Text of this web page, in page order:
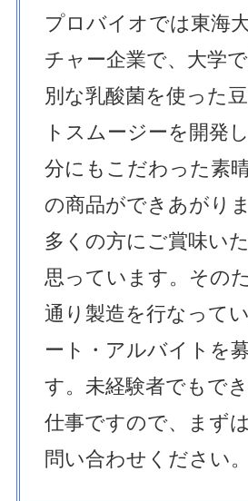
プロバイオでは東海
チャー企業で、大学
別な乳酸菌を使った
トスムージーを開発
分にもこだわった素
の商品ができあがり
多くの方にご賞味い
思っています。その
通り製造を行なって
ート・アルバイトを
す。未経験者でもで
仕事ですので、まず
問い合わせください。